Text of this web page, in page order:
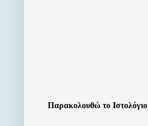
Παρακολουθώ το Ιστολόγιο